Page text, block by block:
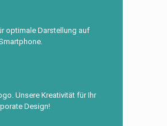
optimale Darstellung auf
Unsere Kreativität für Ihr
Design!